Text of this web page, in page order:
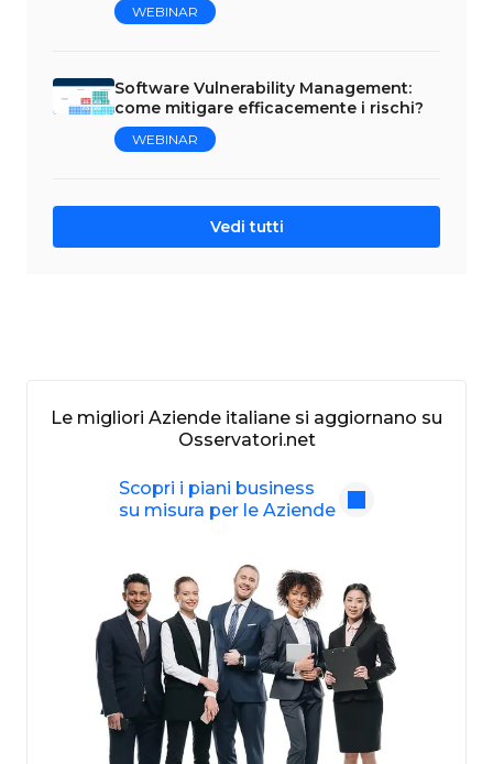
WEBINAR
Software Vulnerability Management:
come mitigare efficacemente i rischi?
WEBINAR
Vedi tutti
Le migliori Aziende italiane si aggiornano su
Osservatori.net
Scopri i piani business
su misura per le Aziende